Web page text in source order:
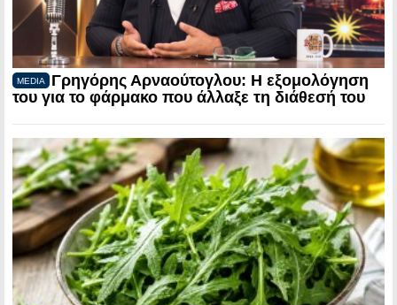
MEDIA
Γρηγόρης Αρναούτογλου: Η εξομολόγηση
του για το φάρμακο που άλλαξε τη διάθεσή του